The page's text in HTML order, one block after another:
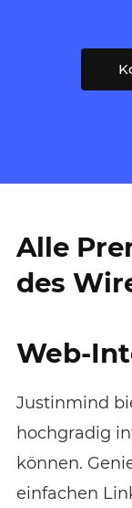
Alle
des
Web-
Justinmind
hochgradig
können.
einfachen